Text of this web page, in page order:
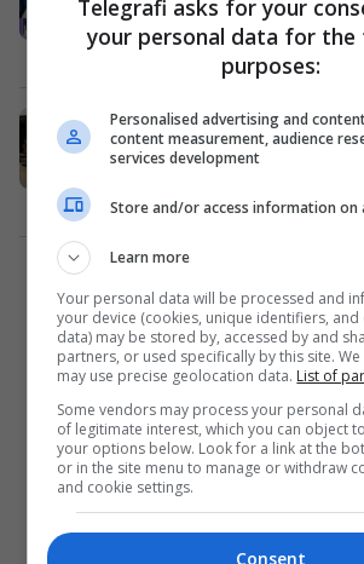
glamuroze të yjeve
Yjet 01/01/2018
Angela vjen si
rrezikshme në krah
në xhirimin e
jashtëligjshme"
Yjet 30/12/2017
Telegrafi asks for your
your personal data for the
purposes:
Personalised advertising and
content measurement, audience
services development
Store and/or access information on
Learn more
Your personal data will be processed and
your device (cookies, unique identifiers, and
data) may be stored by, accessed by and
partners, or used specifically by this site.
may use precise geolocation data. List of
Some vendors may process your personal
of legitimate interest, which you can object
your options below. Look for a link at the
or in the site menu to manage or withdraw
and cookie settings.
Consent